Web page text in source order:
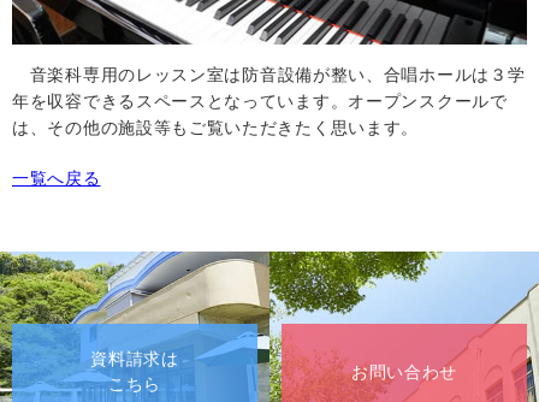
音楽科専用のレッスン室は防音設備が整い、合唱ホールは３学
年を収容できるスペースとなっています。オープンスクールで
は、その他の施設等もご覧いただきたく思います。
一覧へ戻る
資料請求は
こちら
お問い合わせ